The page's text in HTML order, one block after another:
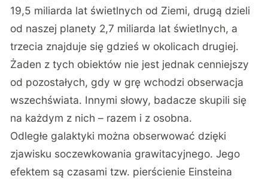
19,5 miliarda lat świetlnych od Ziemi, drugą dzieli
od naszej planety 2,7 miliarda lat świetlnych, a
trzecia znajduje się gdzieś w okolicach drugiej.
Żaden z tych obiektów nie jest jednak cenniejszy
od pozostałych, gdy w grę wchodzi obserwacja
wszechświata. Innymi słowy, badacze skupili się
na każdym z nich – razem i z osobna.
Odległe galaktyki można obserwować dzięki
zjawisku soczewkowania grawitacyjnego. Jego
efektem są czasami tzw. pierścienie Einsteina